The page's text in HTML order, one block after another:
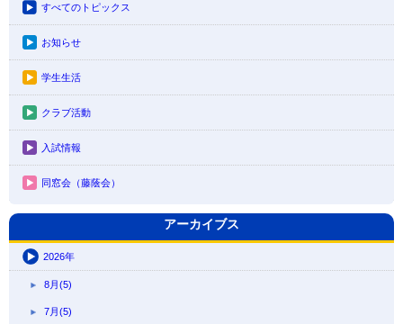
すべてのトピックス
お知らせ
学生生活
クラブ活動
入試情報
同窓会（藤蔭会）
アーカイブス
2026年
8月(5)
7月(5)